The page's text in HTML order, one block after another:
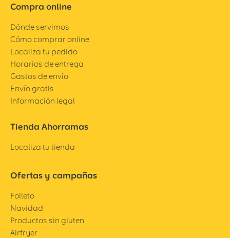
Compra online
Dónde servimos
Cómo comprar online
Localiza tu pedido
Horarios de entrega
Gastos de envío
Envío gratis
Información legal
Tienda Ahorramas
Localiza tu tienda
Ofertas y campañas
Folleto
Navidad
Productos sin gluten
Airfryer